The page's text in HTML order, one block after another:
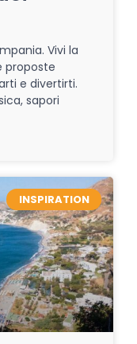
Vivi la
proposte
e divertirti.
sapori
INSPIRATION